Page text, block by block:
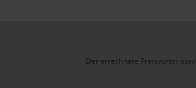
Der errechnete Preisvorteil